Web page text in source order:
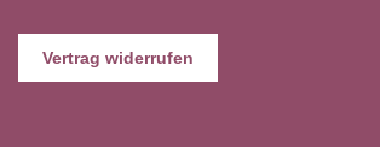
Vertrag widerrufen